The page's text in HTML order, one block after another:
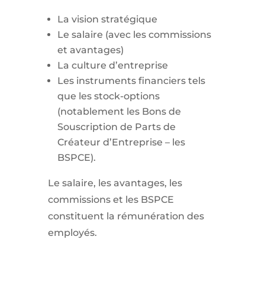
La vision stratégique
Le salaire (avec les commissions
et avantages)
La culture d’entreprise
Les instruments financiers tels
que les stock-options
(notablement les Bons de
Souscription de Parts de
Créateur d’Entreprise – les
BSPCE).
Le salaire, les avantages, les
commissions et les BSPCE
constituent la rémunération des
employés.